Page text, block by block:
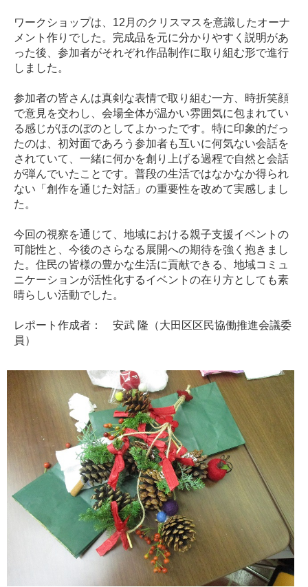
ワークショップは、12月のクリスマスを意識したオーナ
メント作りでした。完成品を元に分かりやすく説明があ
った後、参加者がそれぞれ作品制作に取り組む形で進行
しました。
参加者の皆さんは真剣な表情で取り組む一方、時折笑顔
で意見を交わし、会場全体が温かい雰囲気に包まれてい
る感じがほのぼのとしてよかったです。特に印象的だっ
たのは、初対面であろう参加者も互いに何気ない会話を
されていて、一緒に何かを創り上げる過程で自然と会話
が弾んでいたことです。普段の生活ではなかなか得られ
ない「創作を通じた対話」の重要性を改めて実感しまし
た。
今回の視察を通じて、地域における親子支援イベントの
可能性と、今後のさらなる展開への期待を強く抱きまし
た。住民の皆様の豊かな生活に貢献できる、地域コミュ
ニケーションが活性化するイベントの在り方としても素
晴らしい活動でした。
レポート作成者： 安武 隆（大田区区民協働推進会議委
員）